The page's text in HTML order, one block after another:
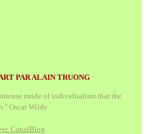
PAR ALAIN TRUONG
mode of individualism that the
Oscar Wilde
CanalBlog